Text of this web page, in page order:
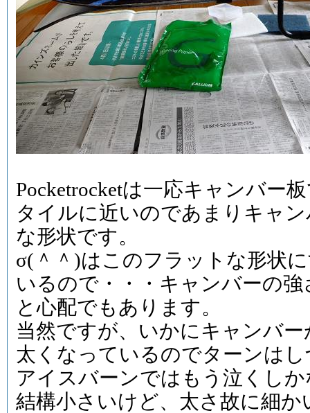
Pocketrocketは一応キャンバー
タイルに近いのであまりキャ
な形状です。
σ(＾＾)はこのフラットな形状
いるので・・・キャンバーの
と心配でもあります。
当然ですが、いかにキャンバ
太くなっているのでターンは
アイスバーンではもう泣くし
結構小さいけど、太さ故に細